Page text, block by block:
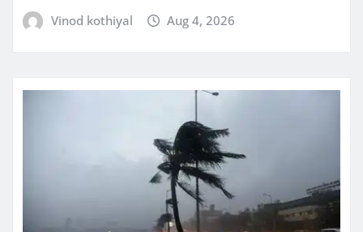
Vinod kothiyal Aug 4, 2026